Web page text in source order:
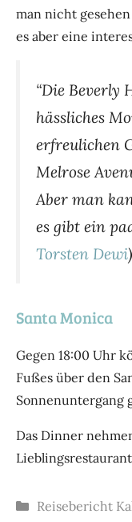
man nicht
es aber eine
“Die Beverly
hässliches
erfreulichen
Melrose
Aber man
es gibt ein
Torsten Dewi)
Santa Monica
Gegen 18:00 Uhr
Fußes über den
Sonnenuntergang
Das Dinner
Kategorien
Reisebericht